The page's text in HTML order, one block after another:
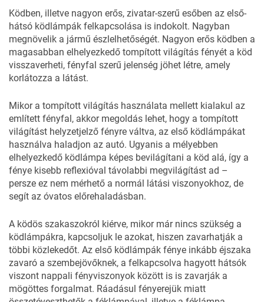
Ködben, illetve nagyon erős, zivatar-szerű esőben az első-
hátsó ködlámpák felkapcsolása is indokolt. Nagyban
megnövelik a jármű észlelhetőségét. Nagyon erős ködben a
magasabban elhelyezkedő tompított világítás fényét a köd
visszaverheti, fényfal szerű jelenség jöhet létre, amely
korlátozza a látást.
Mikor a tompított világítás használata mellett kialakul az
említett fényfal, akkor megoldás lehet, hogy a tompított
világítást helyzetjelző fényre váltva, az első ködlámpákat
használva haladjon az autó. Ugyanis a mélyebben
elhelyezkedő ködlámpa képes bevilágítani a köd alá, így a
fénye kisebb reflexióval távolabbi megvilágítást ad –
persze ez nem mérhető a normál látási viszonyokhoz, de
segít az óvatos előrehaladásban.
A ködös szakaszokról kiérve, mikor már nincs szükség a
ködlámpákra, kapcsoljuk le azokat, hiszen zavarhatják a
többi közlekedőt. Az első ködlámpák fénye inkább éjszaka
zavaró a szembejövőknek, a felkapcsolva hagyott hátsók
viszont nappali fényviszonyok között is is zavarják a
mögöttes forgalmat. Ráadásul fényerejük miatt